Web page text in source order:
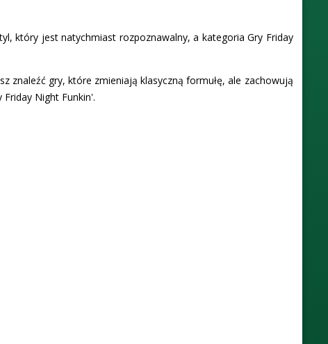
który jest natychmiast rozpoznawalny, a kategoria Gry Friday
znaleźć gry, które zmieniają klasyczną formułę, ale zachowują
Night Funkin'.